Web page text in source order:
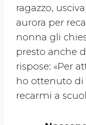
ragazzo,
aurora per
nonna gli
presto anche
rispose: «Per
ho ottenuto di
recarmi a